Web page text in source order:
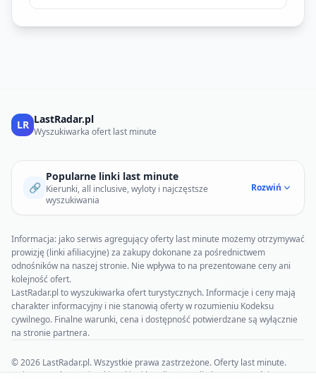
LR LastRadar.pl
Wyszukiwarka ofert last minute
🔗
Popularne linki last minute
Kierunki, all inclusive, wyloty i najczęstsze
wyszukiwania
Rozwiń
Informacja: jako serwis agregujący oferty last minute możemy otrzymywać
prowizję (linki afiliacyjne) za zakupy dokonane za pośrednictwem
odnośników na naszej stronie. Nie wpływa to na prezentowane ceny ani
kolejność ofert.
LastRadar.pl to wyszukiwarka ofert turystycznych. Informacje i ceny mają
charakter informacyjny i nie stanowią oferty w rozumieniu Kodeksu
cywilnego. Finalne warunki, cena i dostępność potwierdzane są wyłącznie
na stronie partnera.
© 2026 LastRadar.pl. Wszystkie prawa zastrzeżone. Oferty last minute.
NajnowszeBlogWycieczkiRankingi hoteliO nasPolityka prywatności